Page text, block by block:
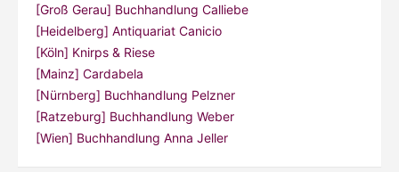
[Groß Gerau] Buchhandlung Calliebe
[Heidelberg] Antiquariat Canicio
[Köln] Knirps & Riese
[Mainz] Cardabela
[Nürnberg] Buchhandlung Pelzner
[Ratzeburg] Buchhandlung Weber
[Wien] Buchhandlung Anna Jeller